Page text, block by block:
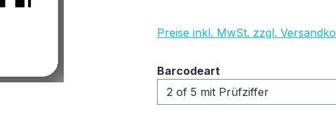
Preise inkl. MwSt. zzgl.
Barcodeart